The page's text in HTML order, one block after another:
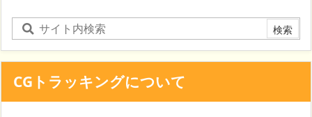
CGトラッキングについて